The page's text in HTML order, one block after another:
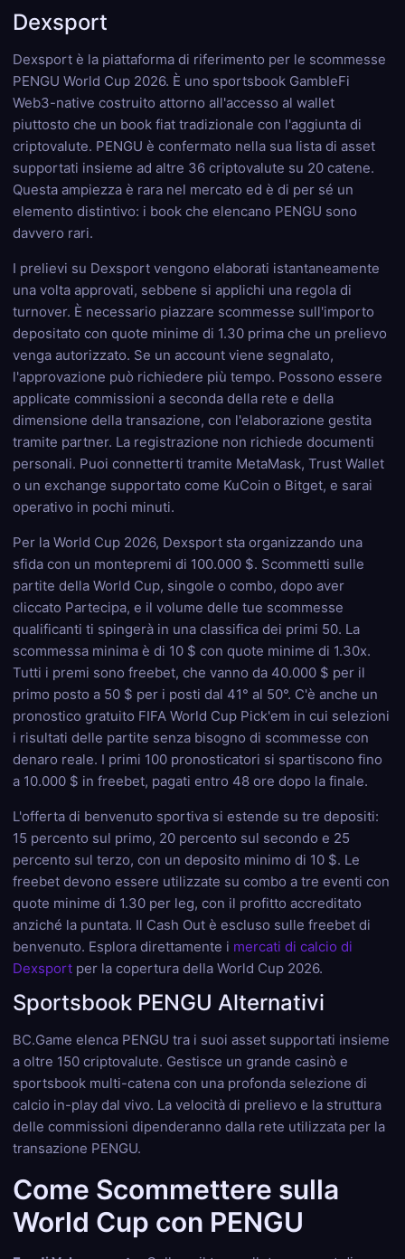
Dexsport
Dexsport è la piattaforma di riferimento per le scommesse
PENGU World Cup 2026. È uno sportsbook GambleFi
Web3-native costruito attorno all'accesso al wallet
piuttosto che un book fiat tradizionale con l'aggiunta di
criptovalute. PENGU è confermato nella sua lista di asset
supportati insieme ad altre 36 criptovalute su 20 catene.
Questa ampiezza è rara nel mercato ed è di per sé un
elemento distintivo: i book che elencano PENGU sono
davvero rari.
I prelievi su Dexsport vengono elaborati istantaneamente
una volta approvati, sebbene si applichi una regola di
turnover. È necessario piazzare scommesse sull'importo
depositato con quote minime di 1.30 prima che un prelievo
venga autorizzato. Se un account viene segnalato,
l'approvazione può richiedere più tempo. Possono essere
applicate commissioni a seconda della rete e della
dimensione della transazione, con l'elaborazione gestita
tramite partner. La registrazione non richiede documenti
personali. Puoi connetterti tramite MetaMask, Trust Wallet
o un exchange supportato come KuCoin o Bitget, e sarai
operativo in pochi minuti.
Per la World Cup 2026, Dexsport sta organizzando una
sfida con un montepremi di 100.000 $. Scommetti sulle
partite della World Cup, singole o combo, dopo aver
cliccato Partecipa, e il volume delle tue scommesse
qualificanti ti spingerà in una classifica dei primi 50. La
scommessa minima è di 10 $ con quote minime di 1.30x.
Tutti i premi sono freebet, che vanno da 40.000 $ per il
primo posto a 50 $ per i posti dal 41° al 50°. C'è anche un
pronostico gratuito FIFA World Cup Pick'em in cui selezioni
i risultati delle partite senza bisogno di scommesse con
denaro reale. I primi 100 pronosticatori si spartiscono fino
a 10.000 $ in freebet, pagati entro 48 ore dopo la finale.
L'offerta di benvenuto sportiva si estende su tre depositi:
15 percento sul primo, 20 percento sul secondo e 25
percento sul terzo, con un deposito minimo di 10 $. Le
freebet devono essere utilizzate su combo a tre eventi con
quote minime di 1.30 per leg, con il profitto accreditato
anziché la puntata. Il Cash Out è escluso sulle freebet di
benvenuto. Esplora direttamente i mercati di calcio di
Dexsport per la copertura della World Cup 2026.
Sportsbook PENGU Alternativi
BC.Game elenca PENGU tra i suoi asset supportati insieme
a oltre 150 criptovalute. Gestisce un grande casinò e
sportsbook multi-catena con una profonda selezione di
calcio in-play dal vivo. La velocità di prelievo e la struttura
delle commissioni dipenderanno dalla rete utilizzata per la
transazione PENGU.
Come Scommettere sulla
World Cup con PENGU